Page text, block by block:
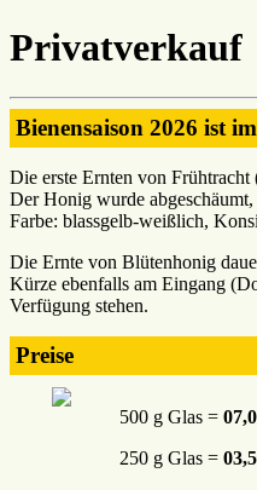
Privatverkauf
Bienensaison 2026 ist
Die erste Ernten von Frühtracht
Der Honig wurde
Farbe: blassgelb-weißlich,
Die Ernte von Blütenhonig
Kürze ebenfalls am Eingang
Verfügung stehen.
Preise
500 g Glas =
250 g Glas =